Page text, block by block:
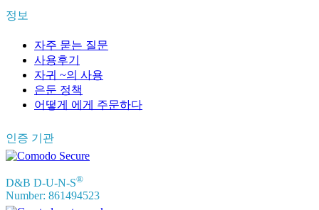
정보
자주 묻는 질문
사용후기
자귀 ~의 사용
은둔 정책
어떻게 에게 주문하다
인증 기관
D&B D-U-N-S®
Number: 861494523